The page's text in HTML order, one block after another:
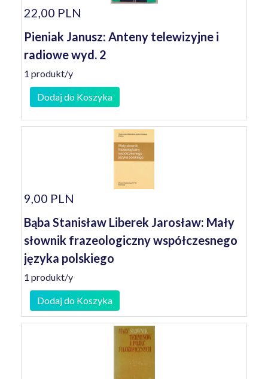
22,00 PLN
Pieniak Janusz: Anteny telewizyjne i
radiowe wyd. 2
1 produkt/y
Dodaj do Koszyka
9,00 PLN
Bąba Stanisław Liberek Jarosław: Mały
słownik frazeologiczny współczesnego
języka polskiego
1 produkt/y
Dodaj do Koszyka